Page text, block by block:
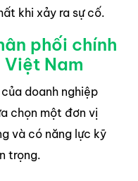
khi xảy ra sự cố.
phối chính
Nam
doanh nghiệp
chọn một đơn vị
và có năng lực kỹ
trọng.